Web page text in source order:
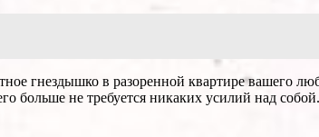
гнездышко в разоренной квартире вашего
больше не требуется никаких усилий над